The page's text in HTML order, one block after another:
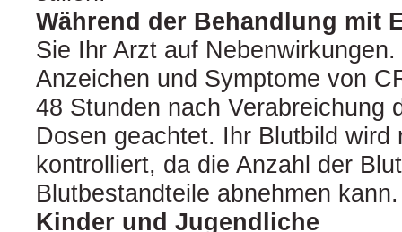
Während der Behandlung mit
Sie Ihr Arzt auf
Anzeichen und Symptome von
48 Stunden nach Verabreichung
Dosen geachtet. Ihr Blutbild wird
kontrolliert, da die Anzahl der
Blutbestandteile abnehmen kann.
Kinder und Jugendliche